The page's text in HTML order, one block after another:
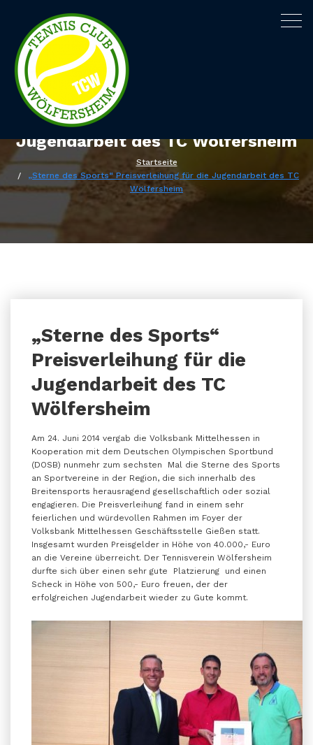
„Sterne des Sports“
Preisverleihung für die
Jugendarbeit des TC Wölfersheim
Startseite
„Sterne des Sports“ Preisverleihung für die Jugendarbeit des TC
Wölfersheim
„Sterne des Sports“
Preisverleihung für die
Jugendarbeit des TC
Wölfersheim
Am 24. Juni 2014 vergab die Volksbank Mittelhessen in
Kooperation mit dem Deutschen Olympischen Sportbund
(DOSB) nunmehr zum sechsten Mal die Sterne des Sports
an Sportvereine in der Region, die sich innerhalb des
Breitensports herausragend gesellschaftlich oder sozial
engagieren. Die Preisverleihung fand in einem sehr
feierlichen und würdevollen Rahmen im Foyer der
Volksbank Mittelhessen Geschäftsstelle Gießen statt.
Insgesamt wurden Preisgelder in Höhe von 40.000,- Euro
an die Vereine überreicht. Der Tennisverein Wölfersheim
durfte sich über einen sehr gute Platzierung und einen
Scheck in Höhe von 500,- Euro freuen, der der
erfolgreichen Jugendarbeit wieder zu Gute kommt.